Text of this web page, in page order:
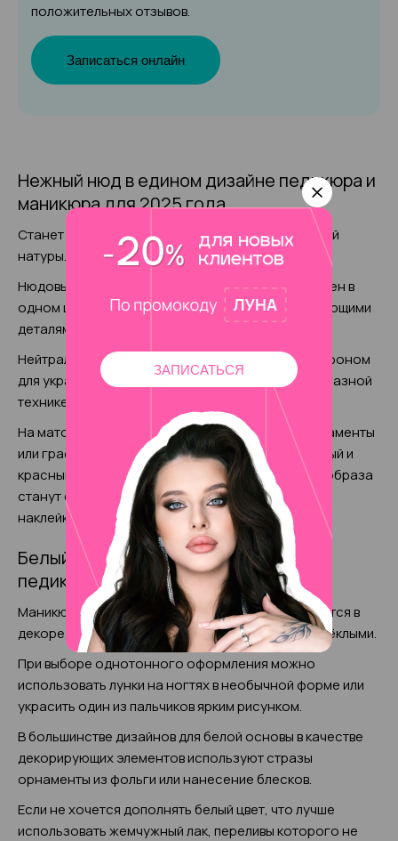
положительных отзывов.
Записаться онлайн
Нежный нюд в едином дизайне педикюра и
маникюра для 2025 года
Станет прекрасным дополнением романтической
натуры.
Нюдовый маникюр и
может быть выполнен в
одном цвете, но часто его дополняют декорирующими
деталями для усиления эффекта.
Нейтральный телесный оттенок можно сделать фоном
для украшения нескольких пальчиков фольгой в разной
технике.
На матовом покрытии приветствуются яркие орнаменты
или графика, особенно эффектно выглядит чёрный и
красный цвет. Отличным дополнением нежного образа
станут стразы и глиттер, а также всевозможные
наклейки в виде сердечек, звёздочек и снежинок.
Белый парный дизайн маникюра и
педикюра 2025
Маникюр и педикюр в таком оформлении нуждается в
декоре, чтобы ногти не выглядели скучными и блёклыми.
При выборе однотонного оформления можно
использовать лунки на ногтях в необычной форме или
украсить один из пальчиков ярким рисунком.
В большинстве дизайнов для белой основы в качестве
декорирующих элементов используют стразы
орнаменты из фольги или нанесение блесков.
Если не хочется дополнять белый цвет, что лучше
использовать жемчужный лак, переливы которого не
ЗАПИСАТЬСЯ